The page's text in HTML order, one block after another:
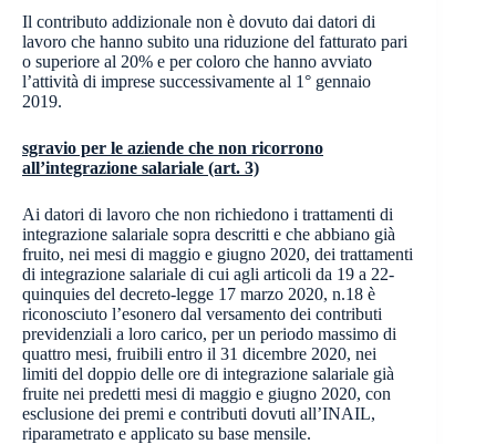
Il contributo addizionale non è dovuto dai datori di
lavoro che hanno subito una riduzione del fatturato pari
o superiore al 20% e per coloro che hanno avviato
l’attività di imprese successivamente al 1° gennaio
2019.
sgravio per le aziende che non ricorrono
all’integrazione salariale (art. 3)
Ai datori di lavoro che non richiedono i trattamenti di
integrazione salariale sopra descritti e che abbiano già
fruito, nei mesi di maggio e giugno 2020, dei trattamenti
di integrazione salariale di cui agli articoli da 19 a 22-
quinquies del decreto-legge 17 marzo 2020, n.18 è
riconosciuto l’esonero dal versamento dei contributi
previdenziali a loro carico, per un periodo massimo di
quattro mesi, fruibili entro il 31 dicembre 2020, nei
limiti del doppio delle ore di integrazione salariale già
fruite nei predetti mesi di maggio e giugno 2020, con
esclusione dei premi e contributi dovuti all’INAIL,
riparametrato e applicato su base mensile.